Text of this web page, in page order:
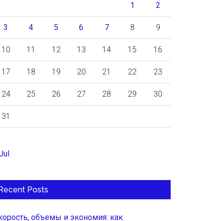
1 2
3 4 5 6 7 8 9
10 11 12 13 14 15 16
17 18 19 20 21 22 23
24 25 26 27 28 29 30
31
Posts
объемы и экономия: как